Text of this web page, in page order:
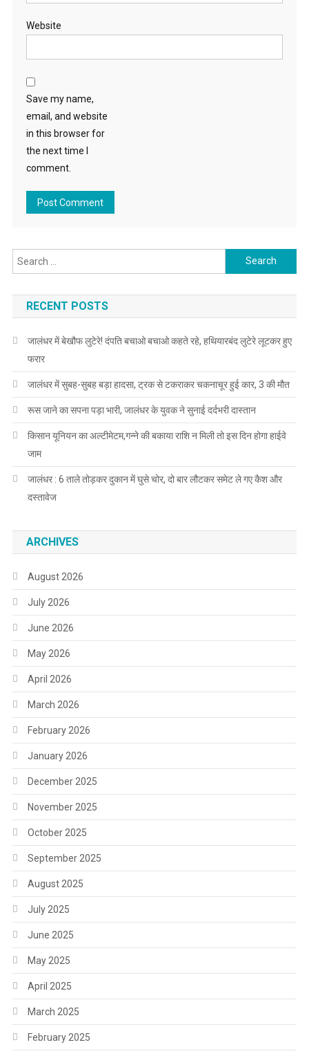
Website
Save my name,
email, and website
in this browser for
the next time I
comment.
Search for:
RECENT POSTS
जालंधर में बेखौफ लुटेरे! दंपति बचाओ बचाओ कहते रहे, हथियारबंद लुटेरे लूटकर हुए
फरार
जालंधर में सुबह-सुबह बड़ा हादसा, ट्रक से टकराकर चकनाचूर हुई कार, 3 की मौत
रूस जाने का सपना पड़ा भारी, जालंधर के युवक ने सुनाई दर्दभरी दास्तान
किसान यूनियन का अल्टीमेटम,गन्ने की बकाया राशि न मिली तो इस दिन होगा हाईवे
जाम
जालंधर : 6 ताले तोड़कर दुकान में घुसे चोर, दो बार लौटकर समेट ले गए कैश और
दस्तावेज
ARCHIVES
August 2026
July 2026
June 2026
May 2026
April 2026
March 2026
February 2026
January 2026
December 2025
November 2025
October 2025
September 2025
August 2025
July 2025
June 2025
May 2025
April 2025
March 2025
February 2025